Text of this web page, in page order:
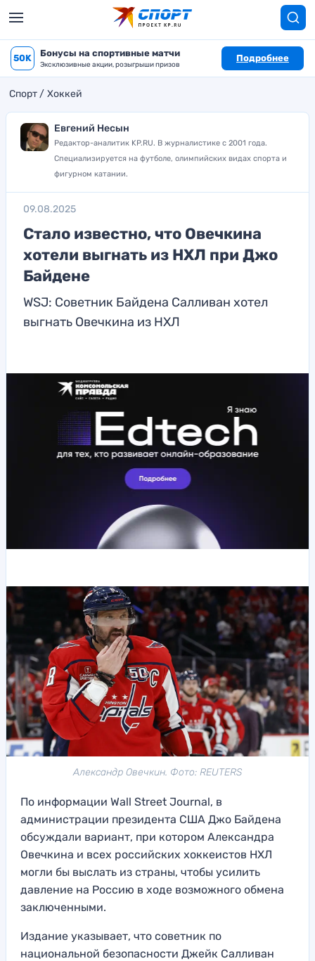
50K Бонусы на спортивные матчи
Эксклюзивные акции, розыгрыши призов
Подробнее
Спорт Хоккей
Евгений Несын
Редактор-аналитик KP.RU. В журналистике с 2001 года.
Специализируется на футболе, олимпийских видах спорта и
фигурном катании.
09.08.2025
Стало известно, что Овечкина
хотели выгнать из НХЛ при Джо
Байдене
WSJ: Советник Байдена Салливан хотел
выгнать Овечкина из НХЛ
Александр Овечкин. Фото: REUTERS
По информации Wall Street Journal, в
администрации президента США Джо Байдена
обсуждали вариант, при котором Александра
Овечкина и всех российских хоккеистов НХЛ
могли бы выслать из страны, чтобы усилить
давление на Россию в ходе возможного обмена
заключенными.
Издание указывает, что советник по
национальной безопасности Джейк Салливан